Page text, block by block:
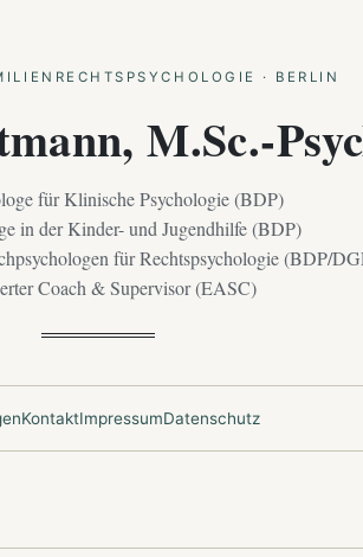
· BERLIN
M.Sc.-
für Klinische Psychologie (BDP)
in der Kinder- und Jugendhilfe (BDP)
für Rechtspsychologie (BDP/
Coach & Supervisor (EASC)
KontaktImpressumDatenschutz